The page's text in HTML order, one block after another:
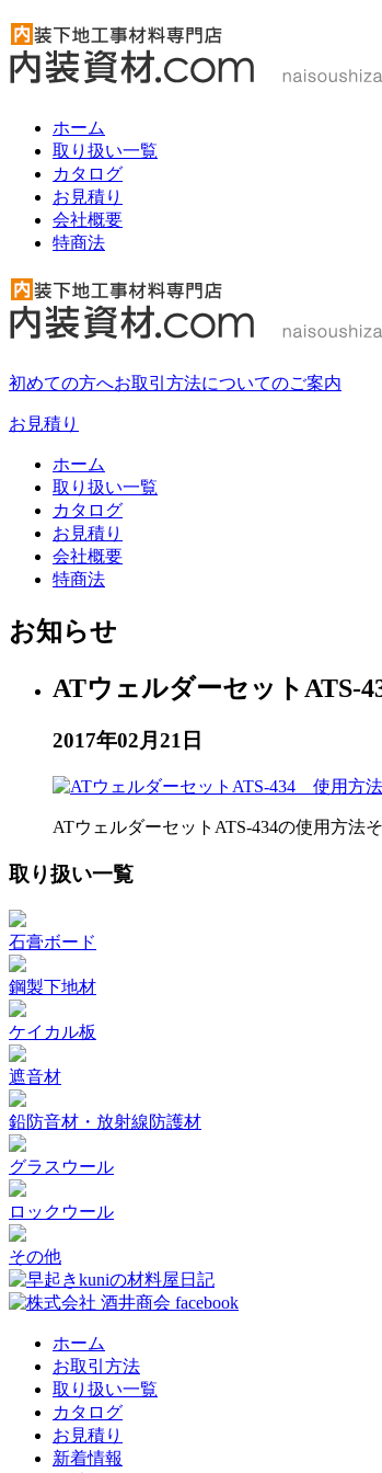
ホーム
取り扱い一覧
カタログ
お見積り
会社概要
特商法
初めての方へお取引方法についてのご案内
お見積り
ホーム
取り扱い一覧
カタログ
お見積り
会社概要
特商法
お知らせ
ATウェルダーセットATS-
2017年02月21日
ATウェルダーセットATS-434の使用方法
取り扱い一覧
石膏ボード
鋼製下地材
ケイカル板
遮音材
鉛防音材・放射線防護材
グラスウール
ロックウール
その他
ホーム
お取引方法
取り扱い一覧
カタログ
お見積り
新着情報